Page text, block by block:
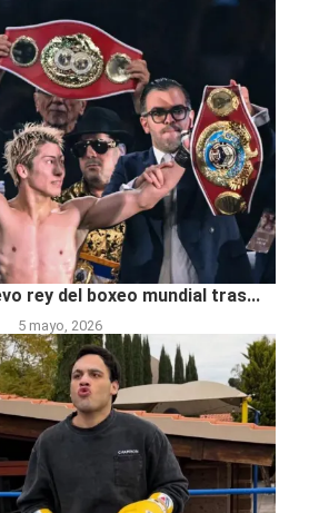
rey del boxeo mundial tras...
5 mayo, 2026